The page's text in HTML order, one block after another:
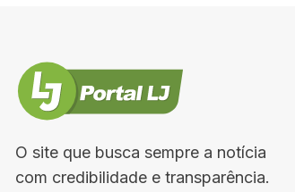
O site que busca sempre a notícia
com credibilidade e transparência.